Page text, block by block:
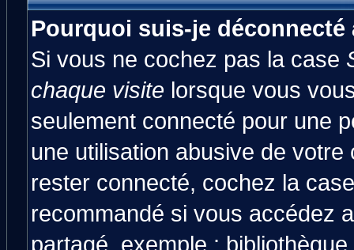
Pourquoi suis-je
Si vous ne cochez pas la case
chaque visite lorsque vous
seulement connecté pour une
une utilisation abusive de
rester connecté, cochez la
recommandé si vous accédez
partagé, exemple :